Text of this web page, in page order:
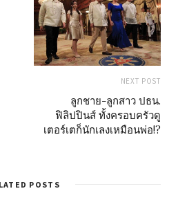
NEXT POST
ลูกชาย-ลูกสาว ปธน.
ฟิลิปปินส์ ทั้งครอบครัวดู
เตอร์เตก็นักเลงเหมือนพ่อ!?
POSTS